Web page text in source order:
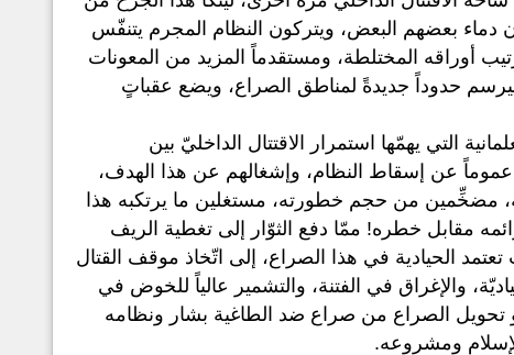
بعضهم البعض، ويتركون النظام المجرم يتنفّس
أوراقه المختلطة، ومستقدماً المزيد من المعونات
حدوداً جديدةً لمناطق الصراع، ويضع عقباتٍ
التي يهمّها استمرار الاقتتال الداخليّ بين
عموماً عن إسقاط النظام، وإشغالهم عن هذا الهدف،
مضخِّمين من حجم خطورته، مستغلين ما يرتكبه هذا
مقابل خطره! ممّا دفع الثوّار إلى تغطية الريف
الحيادية في هذا الصراع، إلى اتّخاذ موقف القتال
والإغراق في الفتنة، والتشمير عالياً للخوض في
تحويل الصراع من صراع ضد الطاغية بشار ونظامه
ومشروعه.